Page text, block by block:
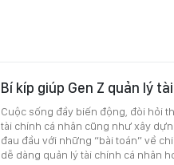
Bí kíp giúp Gen Z quản lý
Cuộc sống đầy biến động, đòi hỏi
tài chính cá nhân cũng như xây
đau đầu với những “bài toán” về
dễ dàng quản lý tài chính cá nhân